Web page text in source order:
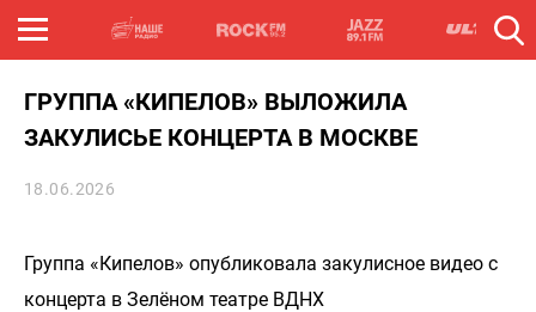
ГРУППА «КИПЕЛОВ» ВЫЛОЖИЛА
ЗАКУЛИСЬЕ КОНЦЕРТА В МОСКВЕ
18.06.2026
Группа «Кипелов» опубликовала закулисное видео с
концерта в Зелёном театре ВДНХ